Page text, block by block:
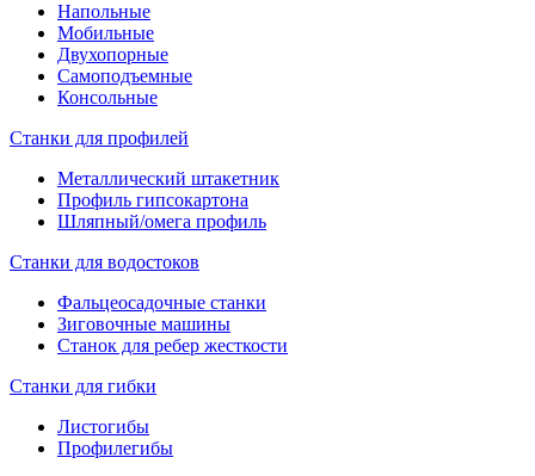
Напольные
Мобильные
Двухопорные
Самоподъемные
Консольные
Станки для профилей
Металлический штакетник
Профиль гипсокартона
Шляпный/омега профиль
Станки для водостоков
Фальцеосадочные станки
Зиговочные машины
Станок для ребер жесткости
Станки для гибки
Листогибы
Профилегибы